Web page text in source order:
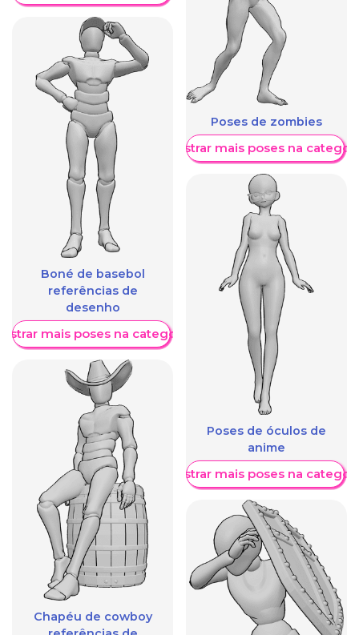
Boné de basebol
referências de
desenho
mais poses na categoria
Chapéu de cowboy
Poses de zombies
Mostrar mais poses na
Poses de óculos de
anime
Mostrar mais poses na